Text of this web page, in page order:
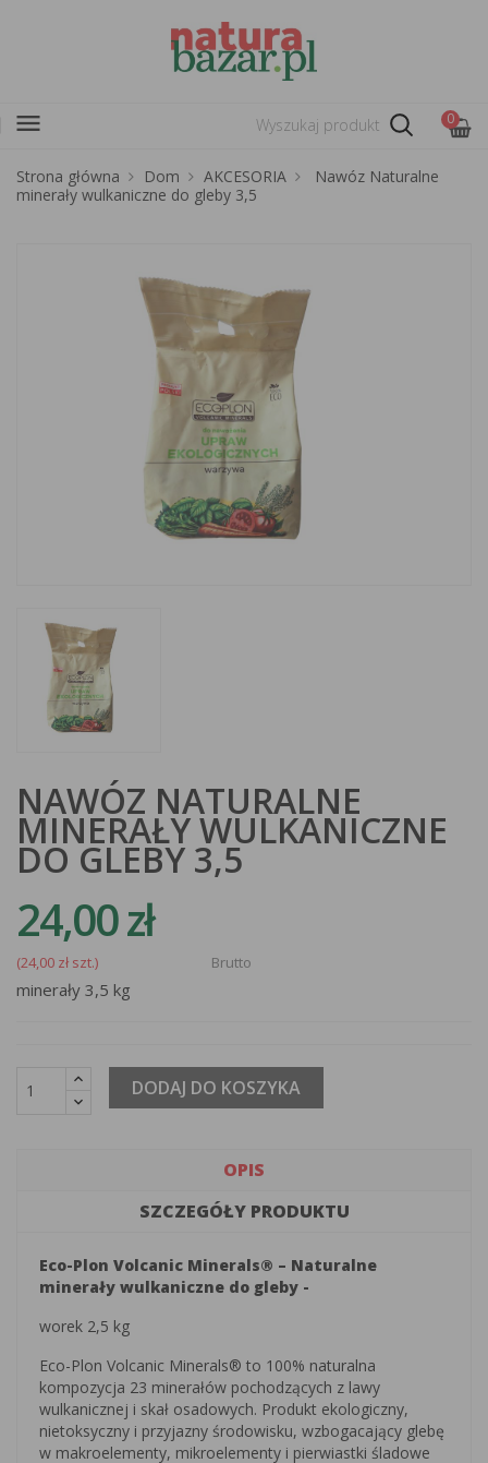
menu 0
Strona główna Dom AKCESORIA
Nawóz Naturalne
minerały wulkaniczne do gleby 3,5
NAWÓZ NATURALNE
MINERAŁY WULKANICZNE
DO GLEBY 3,5
24,00 zł
(24,00 zł szt.) Brutto
minerały 3,5 kg
DODAJ DO KOSZYKA
OPIS
SZCZEGÓŁY PRODUKTU
Eco-Plon Volcanic Minerals® – Naturalne
minerały wulkaniczne do gleby -
worek 2,5 kg
Eco-Plon Volcanic Minerals® to 100% naturalna
kompozycja 23 minerałów pochodzących z lawy
wulkanicznej i skał osadowych. Produkt ekologiczny,
nietoksyczny i przyjazny środowisku, wzbogacający glebę
w makroelementy, mikroelementy i pierwiastki śladowe